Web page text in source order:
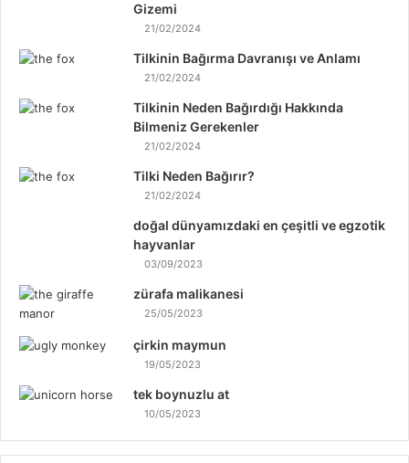
Gizemi
21/02/2024
Tilkinin Bağırma Davranışı ve Anlamı
21/02/2024
Tilkinin Neden Bağırdığı Hakkında
Bilmeniz Gerekenler
21/02/2024
Tilki Neden Bağırır?
21/02/2024
doğal dünyamızdaki en çeşitli ve egzotik
hayvanlar
03/09/2023
zürafa malikanesi
25/05/2023
çirkin maymun
19/05/2023
tek boynuzlu at
10/05/2023